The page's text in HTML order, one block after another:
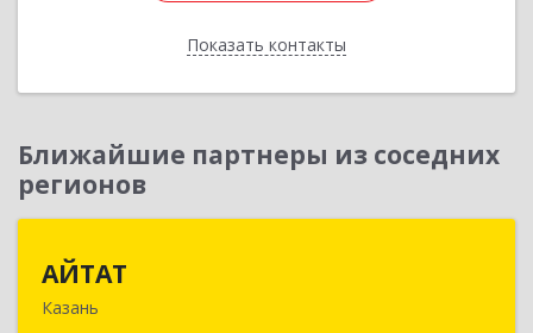
Показать контакты
Назад
Ближайшие партнеры из соседних
регионов
АЙТАТ
Казань